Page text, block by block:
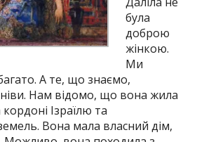
була
доброю
жінкою.
Ми
А те, що знаємо,
Нам відомо, що вона жила
Ізраїлю та
Вона мала власний дім,